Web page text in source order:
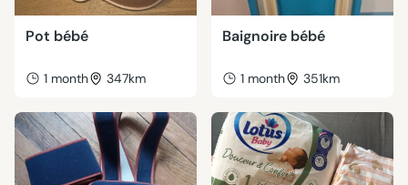
Pot bébé
1 month 347km
Baignoire bébé
1 month 351km